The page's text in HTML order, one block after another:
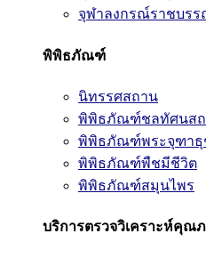
จุฬาลงกรณ์ราชบรร
พิพิธภัณฑ์
นิทรรศสถาน
พิพิธภัณฑ์ชลทัศนส
พิพิธภัณฑ์พระจุฑาธุ
พิพิธภัณฑ์พืชมีชีวิต
พิพิธภัณฑ์สมุนไพร
บริการตรวจวิเคราะห์คุณ